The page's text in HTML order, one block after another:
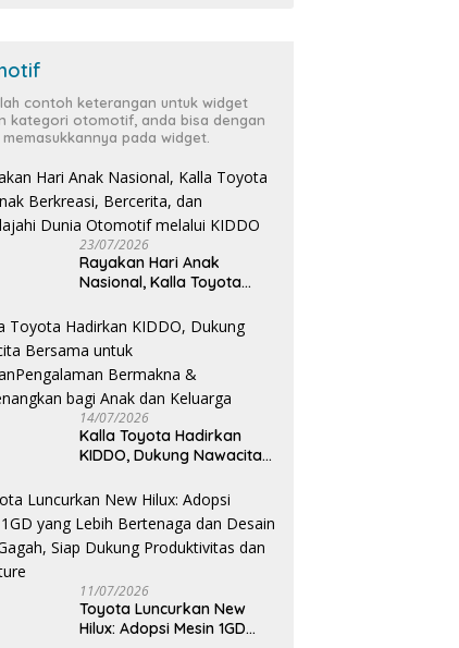
contoh keterangan untuk widget
kategori otomotif, anda bisa dengan
memasukkannya pada widget.
23/07/2026
Rayakan Hari Anak
Nasional, Kalla Toyota
Bercerita, dan Menjelajahi
Dunia Otomotif melalui
KIDDO
14/07/2026
Kalla Toyota Hadirkan
KIDDO, Dukung Nawacita
CiptakanPengalaman
Bermakna &
Menyenangkan bagi Anak
dan Keluarga
11/07/2026
Toyota Luncurkan New
Hilux: Adopsi Mesin 1GD